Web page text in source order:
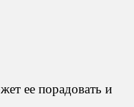
ее порадовать и